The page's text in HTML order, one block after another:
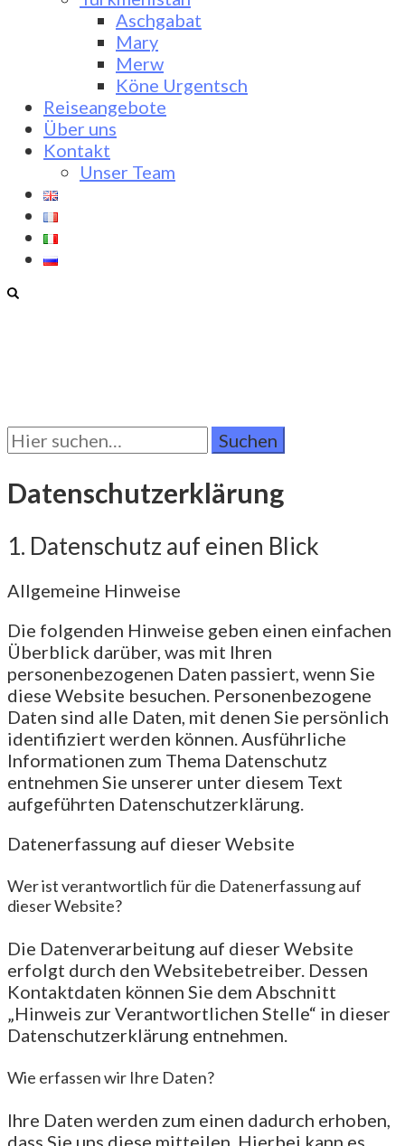
Aschgabat
Mary
Merw
Köne Urgentsch
Reiseangebote
Über uns
Kontakt
Unser Team
Suchen
Sie
nach:
Datenschutzerklärung
1. Datenschutz auf einen Blick
Allgemeine Hinweise
Die folgenden Hinweise geben einen einfachen
Überblick darüber, was mit Ihren
personenbezogenen Daten passiert, wenn Sie
diese Website besuchen. Personenbezogene
Daten sind alle Daten, mit denen Sie persönlich
identifiziert werden können. Ausführliche
Informationen zum Thema Datenschutz
entnehmen Sie unserer unter diesem Text
aufgeführten Datenschutzerklärung.
Datenerfassung auf dieser Website
Wer ist verantwortlich für die Datenerfassung auf
dieser Website?
Die Datenverarbeitung auf dieser Website
erfolgt durch den Websitebetreiber. Dessen
Kontaktdaten können Sie dem Abschnitt
„Hinweis zur Verantwortlichen Stelle“ in dieser
Datenschutzerklärung entnehmen.
Wie erfassen wir Ihre Daten?
Ihre Daten werden zum einen dadurch erhoben,
dass Sie uns diese mitteilen. Hierbei kann es